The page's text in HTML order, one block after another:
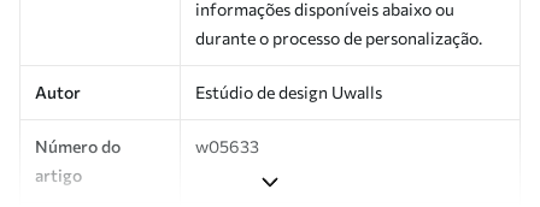
informações disponíveis abaixo ou
durante o processo de personalização.
Autor Estúdio de design Uwalls
Número do
artigo
w05633